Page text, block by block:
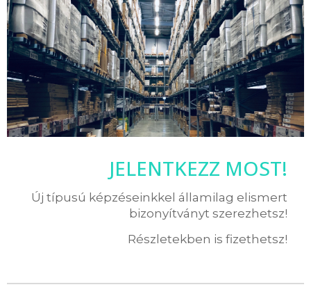
JELENTKEZZ MOST!
Új típusú képzéseinkkel államilag elismert
bizonyítványt szerezhetsz!
Részletekben is fizethetsz!